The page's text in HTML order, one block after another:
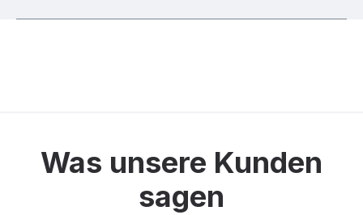
Was unsere Kunden
sagen